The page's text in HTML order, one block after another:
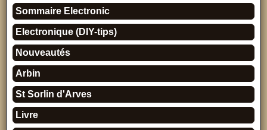
Sommaire Electronic
Electronique (DIY-tips)
Nouveautés
Arbin
St Sorlin d'Arves
Livre